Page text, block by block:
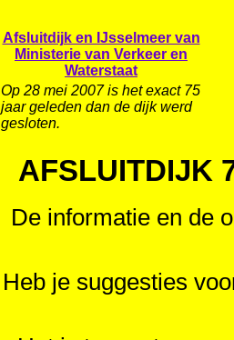
Afsluitdijk en IJsselmeer van
Ministerie van Verkeer en
Waterstaat
Op 28 mei 2007 is het exact 75
jaar geleden dan de dijk werd
gesloten.
AFSLUITDIJK
De informatie en de
Heb je suggesties